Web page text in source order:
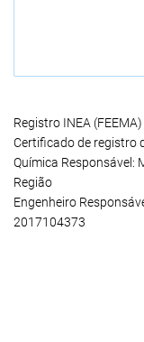
Registro INEA
Certificado de registro
Química Responsável:
Região
Engenheiro
2017104373